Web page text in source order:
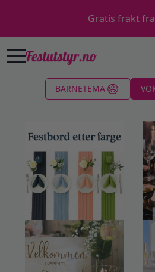
Gratis frakt
BARNETEMA